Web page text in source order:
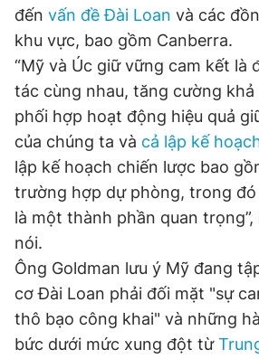
Đọc Thanh Niên trên điện thoại
Theo dõi báo trên
Hotline
0906 645 777
Liên hệ
0908
Đặt báo Quảng cáo RSS Tòa
đến vấn đề Đài Loan và các
khu vực, bao gồm Canberra.
“Mỹ và Úc giữ vững cam kết là
tác cùng nhau, tăng cường
phối hợp hoạt động hiệu quả
của chúng ta và cả lập kế
lập kế hoạch chiến lược bao
trường hợp dự phòng, trong
là một thành phần quan trọng”,
nói.
Ông Goldman lưu ý Mỹ đang
cơ Đài Loan phải đối mặt "sự
thô bạo công khai" và những
bức dưới mức xung đột từ